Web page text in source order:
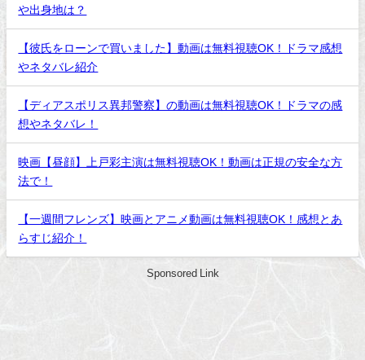
や出身地は？
【彼氏をローンで買いました】動画は無料視聴OK！ドラマ感想
やネタバレ紹介
【ディアスポリス異邦警察】の動画は無料視聴OK！ドラマの感
想やネタバレ！
映画【昼顔】上戸彩主演は無料視聴OK！動画は正規の安全な方
法で！
【一週間フレンズ】映画とアニメ動画は無料視聴OK！感想とあ
らすじ紹介！
Sponsored Link